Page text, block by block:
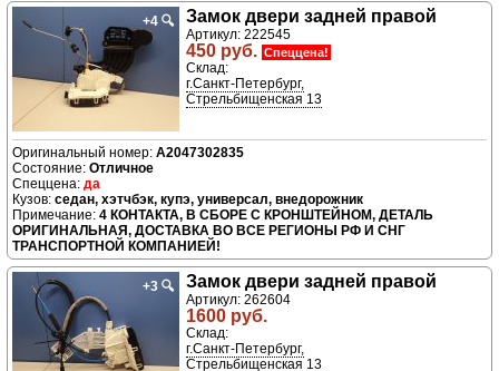
+4 🔍 Замок двери задней правой
Артикул: 222545
450 руб. Спеццена!
Склад:
г.Санкт-Петербург,
Стрельбищенская 13
A2047302835
Отличное
да
седан, хэтчбэк, купэ, универсал, внедорожник
4 КОНТАКТА, В СБОРЕ С КРОНШТЕЙНОМ, ДЕТАЛЬ
ОРИГИНАЛЬНАЯ, ДОСТАВКА ВО ВСЕ РЕГИОНЫ РФ И СНГ
ТРАНСПОРТНОЙ КОМПАНИЕЙ!
+3 🔍 Замок двери задней правой
Артикул: 262604
1600 руб.
Склад:
г.Санкт-Петербург,
Стрельбищенская 13